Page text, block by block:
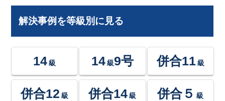
解決事例を等級別に見る
14 級 14級9号 併合11 級
併合12 級 併合14 級 併合５ 級